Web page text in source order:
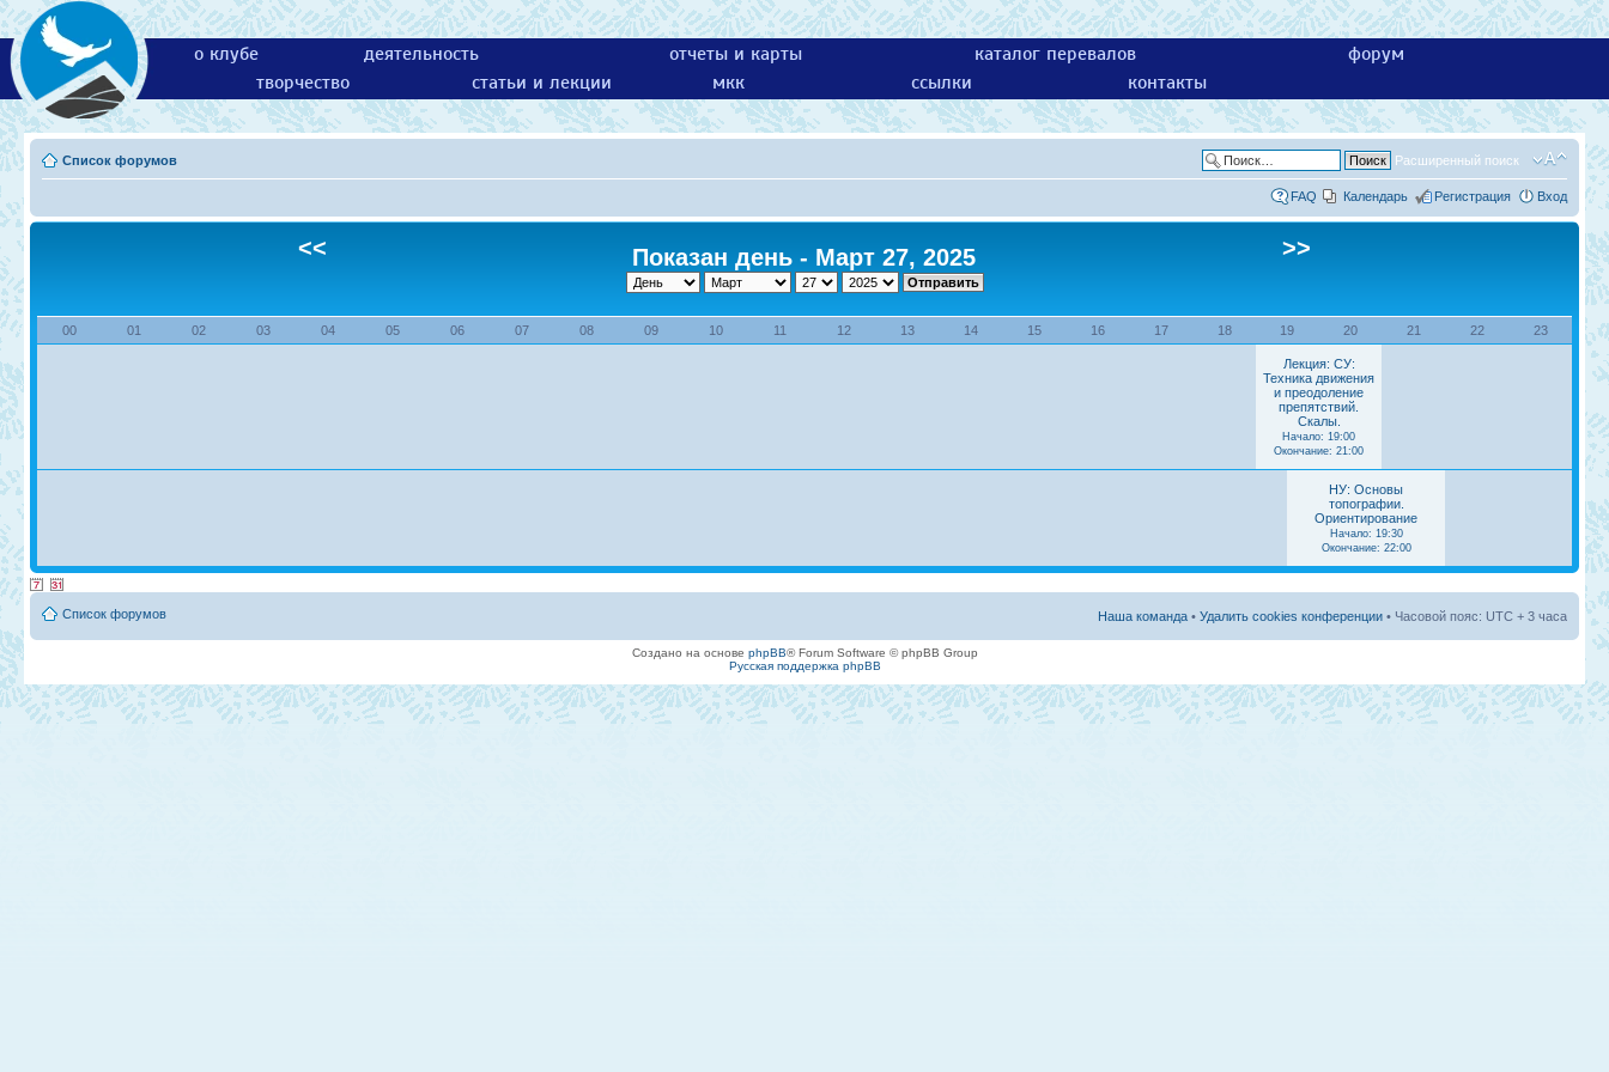
о клубе деятельность отчеты и карты каталог перевалов
форум
творчество
статьи и лекции мкк ссылки контакты
Список форумов Расширенный поиск
FAQ Календарь Регистрация Вход
<< Показан день - Март 27, 2025 >>
00 01 02 03 04 05 06 07 08 09 10 11 12 13 14 15 16 17 18 19 20 21 22 23
Лекция: СУ:
Техника движения
и преодоление
препятствий.
Скалы.
Начало: 19:00
Окончание: 21:00
НУ: Основы
топографии.
Ориентирование
Начало: 19:30
Окончание: 22:00
Список форумов Наша команда • Удалить cookies конференции • Часовой пояс: UTC + 3 часа
Создано на основе phpBB® Forum Software © phpBB Group
Русская поддержка phpBB